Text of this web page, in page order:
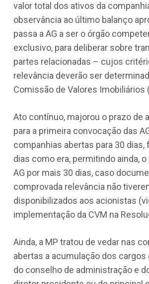
valor total dos ativos da
observância ao último balanço
passa a AG a ser o órgão
exclusivo, para deliberar sobre
partes relacionadas – cujos
relevância deverão ser
Comissão de Valores Imobiliários
Ato contínuo, majorou o prazo de
para a primeira convocação das
companhias abertas para 30 dias,
dias como era, permitindo ainda,
AG por mais 30 dias, caso
comprovada relevância não
disponibilizados aos acionistas
implementação da CVM na
Ainda, a MP tratou de vedar nas
abertas a acumulação dos
do conselho de administração e